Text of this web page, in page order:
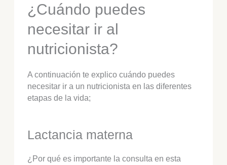
¿Cuándo puedes
necesitar ir al
nutricionista?
A continuación te explico cuándo puedes
necesitar ir a un nutricionista en las diferentes
etapas de la vida;
Lactancia materna
¿Por qué es importante la consulta en esta